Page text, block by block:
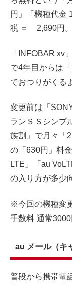
円」「機種代金
税 ＝ 2,690円。
「INFOBAR xv
で4年目からは
でおつりがくる
変更前は「
ランＳＳシンプ
族割」で月々「
の「630円」料
LTE」「au
の入り方が多少
※今回の機種変
手数料 通常
au メール（キ
普段から携帯電